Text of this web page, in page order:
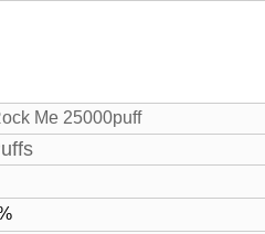
Me 25000puff